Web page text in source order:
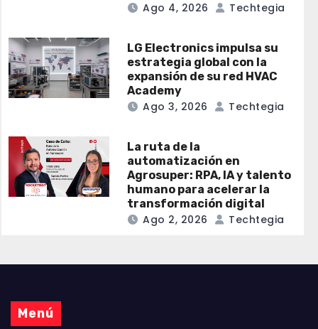
Ago 4, 2026 Techtegia
LG Electronics impulsa su
estrategia global con la
expansión de su red HVAC
Academy
Ago 3, 2026 Techtegia
La ruta de la
automatización en
Agrosuper: RPA, IA y talento
humano para acelerar la
transformación digital
Ago 2, 2026 Techtegia
Menú